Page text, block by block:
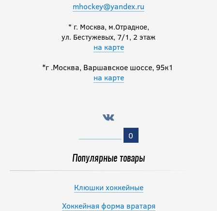
mhockey@yandex.ru
* г. Москва, м.Отрадное,
ул. Бестужевых, 7/1, 2 этаж
на карте
*г .Москва, Варшавское шоссе, 95к1
на карте
0
Популярные товары
Клюшки хоккейные
Хоккейная форма вратаря